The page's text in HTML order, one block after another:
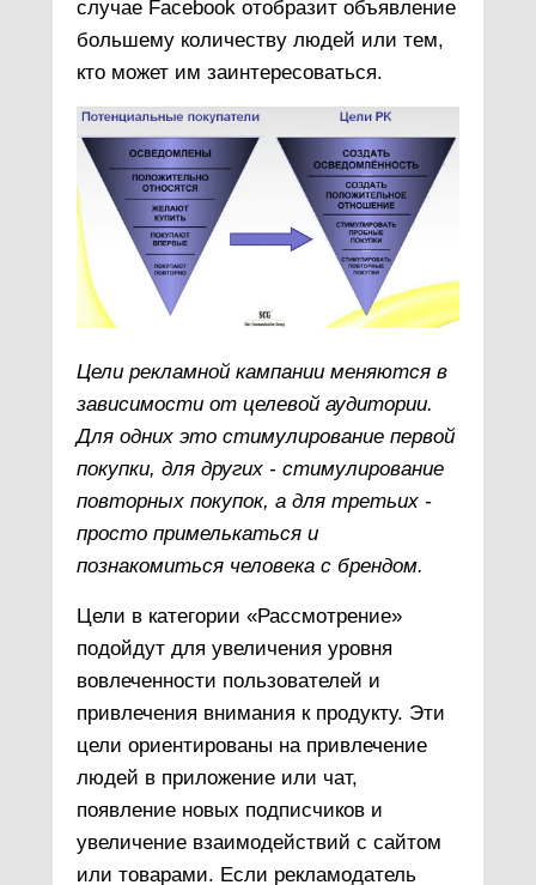
случае Facebook отобразит объявление
большему количеству людей или тем,
кто может им заинтересоваться.
Цели рекламной кампании меняются в
зависимости от целевой аудитории.
Для одних это стимулирование первой
покупки, для других - стимулирование
повторных покупок, а для третьих -
просто примелькаться и
познакомиться человека с брендом.
Цели в категории «Рассмотрение»
подойдут для увеличения уровня
вовлеченности пользователей и
привлечения внимания к продукту. Эти
цели ориентированы на привлечение
людей в приложение или чат,
появление новых подписчиков и
увеличение взаимодействий с сайтом
или товарами. Если рекламодатель